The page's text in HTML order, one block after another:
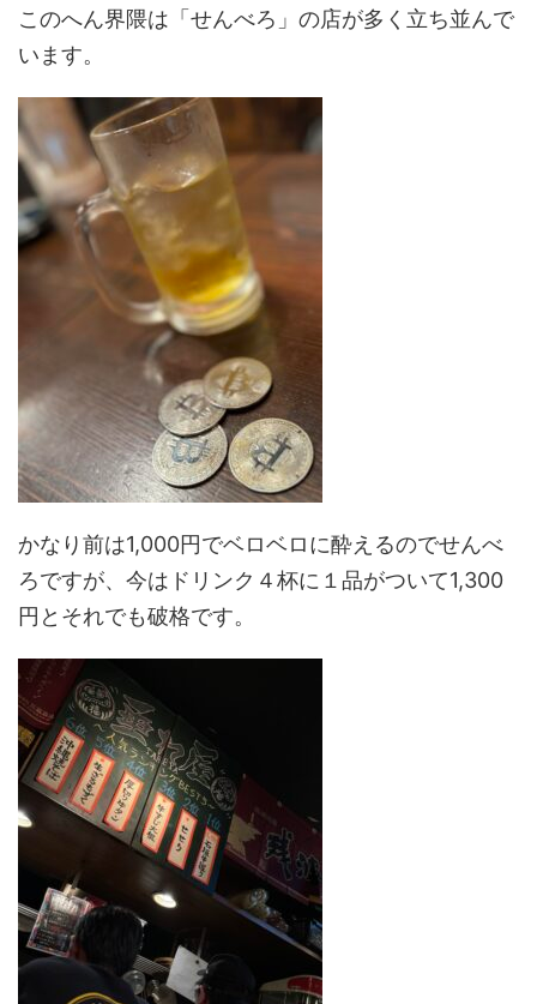
このへん界隈は「せんべろ」の店が多く立ち並んで
います。
かなり前は1,000円でベロベロに酔えるのでせんべ
ろですが、今はドリンク４杯に１品がついて1,300
円とそれでも破格です。